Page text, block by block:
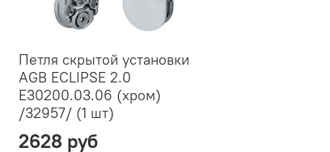
Петля скрытой установки
AGB ECLIPSE 2.0
E30200.03.06 (хром)
/32957/ (1 шт)
2628 руб